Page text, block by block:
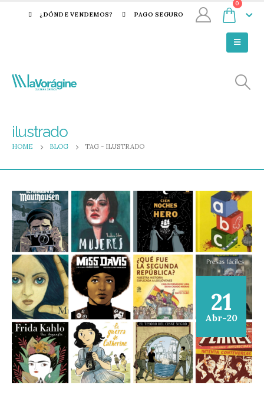
¿DÓNDE VENDEMOS? PAGO SEGURO
0
ilustrado
HOME BLOG TAG - ILUSTRADO
21
Abr-20